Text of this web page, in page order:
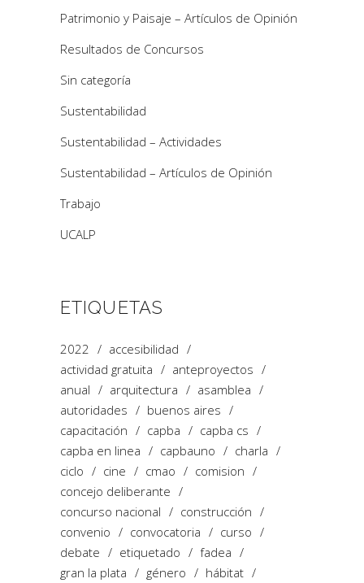
Patrimonio y Paisaje – Artículos de Opinión
Resultados de Concursos
Sin categoría
Sustentabilidad
Sustentabilidad – Actividades
Sustentabilidad – Artículos de Opinión
Trabajo
UCALP
ETIQUETAS
2022
accesibilidad
actividad gratuita
anteproyectos
anual
arquitectura
asamblea
autoridades
buenos aires
capacitación
capba
capba cs
capba en linea
capbauno
charla
ciclo
cine cmao
comision
concejo deliberante
concurso nacional
construcción
convenio
convocatoria
curso
debate
etiquetado
fadea
gran la plata
género
hábitat